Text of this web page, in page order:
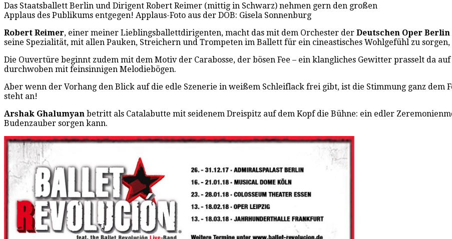
Das Staatsballett Berlin und Dirigent Robert Reimer (mittig in Schwarz) nehmen gern den großen
Applaus des Publikums entgegen! Applaus-Foto aus der DOB: Gisela Sonnenburg
Robert Reimer, einer meiner Lieblingsballettdirigenten, macht das mit dem Orchester der Deutschen Oper Berlin
seine Spezialität, mit allen Pauken, Streichern und Trompeten im Ballett für ein cineastisches Wohlgefühl zu
Die Ouvertüre beginnt zudem mit dem Motiv der Carabosse, der bösen Fee – ein klangliches Gewitter prasselt da
durchwoben mit feinsinnigen Melodiebögen.
Aber wenn der Vorhang den Blick auf die edle Szenerie in weißem Schleiflack frei gibt, ist die Stimmung ganz dem
steht an!
Arshak Ghalumyan betritt als Catalabutte mit seidenem Dreispitz auf dem Kopf die Bühne: ein edler
Budenzauber sorgen kann.